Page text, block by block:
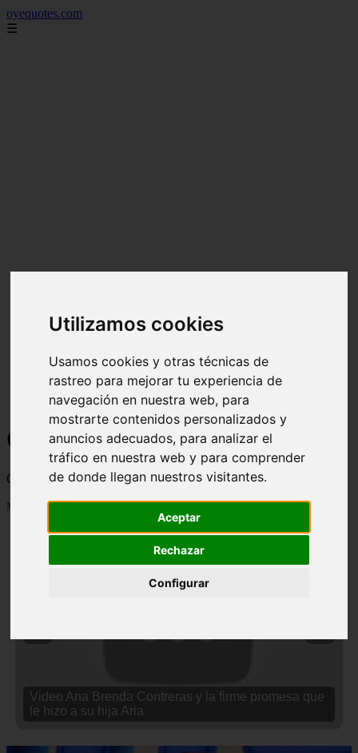
Utilizamos cookies
Usamos cookies y otras técnicas de
rastreo para mejorar tu experiencia de
navegación en nuestra web, para
mostrarte contenidos personalizados y
anuncios adecuados, para analizar el
tráfico en nuestra web y para comprender
de donde llegan nuestros visitantes.
Aceptar
Rechazar
Configurar
oyequotes.com
☰
Curiosidades y Sabias que
Cosas curiosas, curiosidades, noticias impactantes y mucho mas
Mostrando 1 - 24 de 2834 artículos
Video Ana Brenda Contreras y la firme promesa que
le hizo a su hija Aria